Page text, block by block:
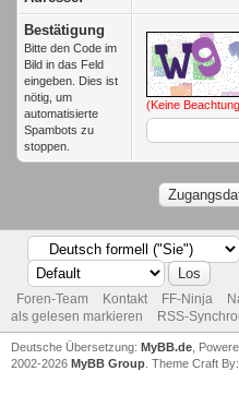
Bestätigung
Bitte den Code im
Bild in das Feld
eingeben. Dies ist
nötig, um
automatisierte
Spambots zu
stoppen.
(Keine
Foren-Team Kontakt FF-Ninja
als gelesen markieren
RSS-
Deutsche Übersetzung:MyBB.de ,
2002-2026MyBB Group . Theme Craft